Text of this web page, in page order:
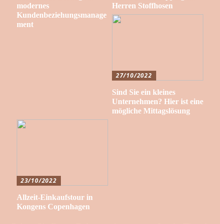
modernes
Kundenbeziehungsmanage
ment
Herren Stoffhosen
27/10/2022
Sind Sie ein kleines
Unternehmen? Hier ist eine
mögliche Mittagslösung
23/10/2022
Allzeit-Einkaufstour in
Kongens Copenhagen